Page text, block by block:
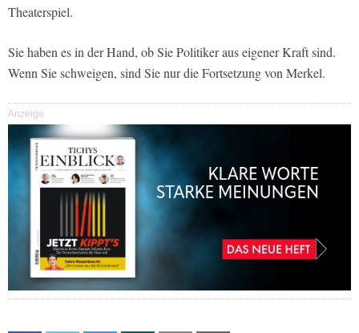
Theaterspiel.
Sie haben es in der Hand, ob Sie Politiker aus eigener Kraft sind.
Wenn Sie schweigen, sind Sie nur die Fortsetzung von Merkel.
Anzeige